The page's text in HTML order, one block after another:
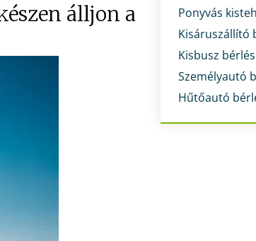
álljon a
Ponyvás
Kisáruszállító
Kisbusz
Személyautó
Hűtőautó